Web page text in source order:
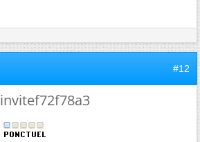
#12
invitef72f78a3